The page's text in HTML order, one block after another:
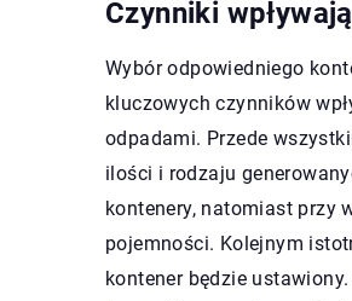
Czynniki
Wybór odpowiedniego
kluczowych czynników
odpadami. Przede
ilości i rodzaju
kontenery, natomiast przy
pojemności. Kolejnym
kontener będzie